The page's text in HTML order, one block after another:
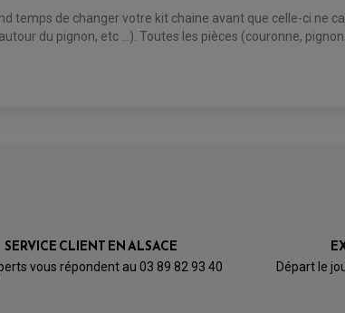
temps de changer votre kit chaine avant que celle-ci
du pignon, etc ...). Toutes les pièces (couronne,
4★
SERVICE CLIENT EN ALSACE
vous répondent au 03 89 82 93 40 Départ le